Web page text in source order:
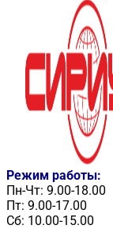
Режим работы:
Пн-Чт: 9.00-18.00
Пт: 9.00-17.00
Сб: 10.00-15.00